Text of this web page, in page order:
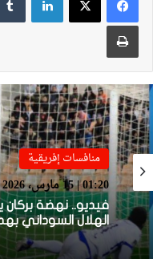
طباعة
منافسات إفريقية
01:20 | 15 مارس، 2026
فيديو.. نهضة بركان
الهلال السوداني
محترفون
22:01 | 14 مارس، 2026